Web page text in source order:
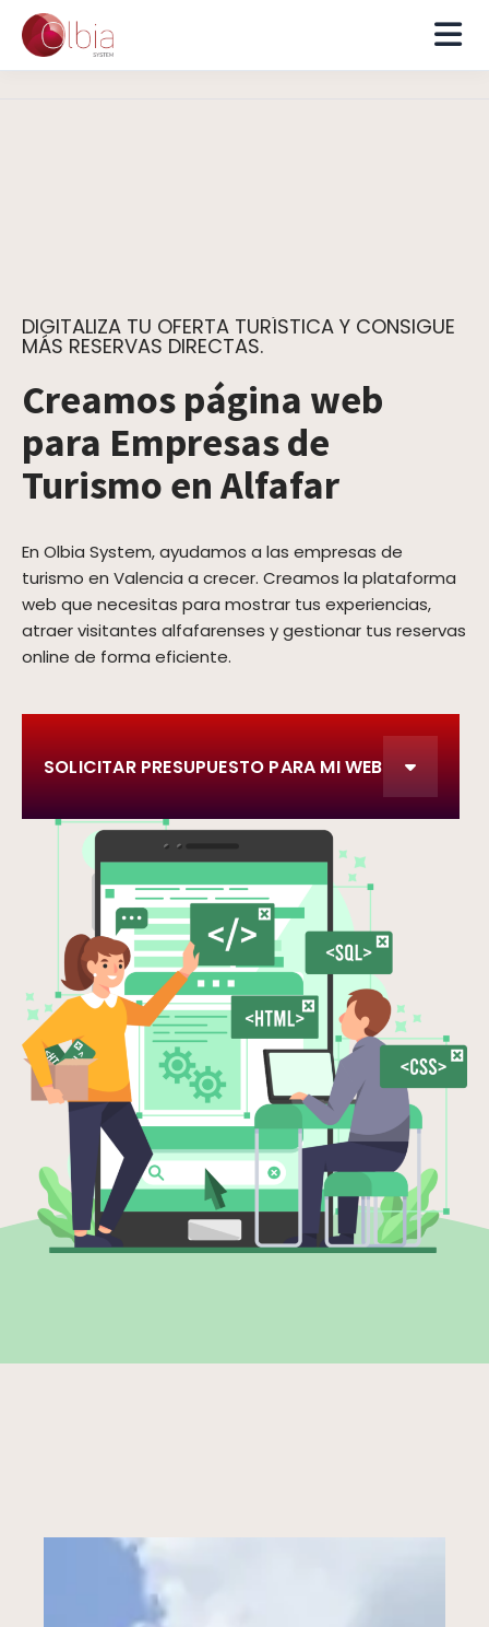
DIGITALIZA TU OFERTA TURÍSTICA Y CONSIGUE
MÁS RESERVAS DIRECTAS.
Creamos página web
para Empresas de
Turismo en Alfafar
En Olbia System, ayudamos a las empresas de
turismo en Valencia a crecer. Creamos la plataforma
web que necesitas para mostrar tus experiencias,
atraer visitantes alfafarenses y gestionar tus reservas
online de forma eficiente.
SOLICITAR PRESUPUESTO PARA MI WEB